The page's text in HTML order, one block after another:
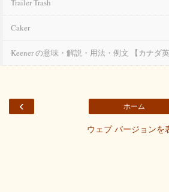
Trailer Trash
Caker
Keener の意味・解説・用法・例文 【カナダ英
‹ ホーム
ウェブ バージョンを